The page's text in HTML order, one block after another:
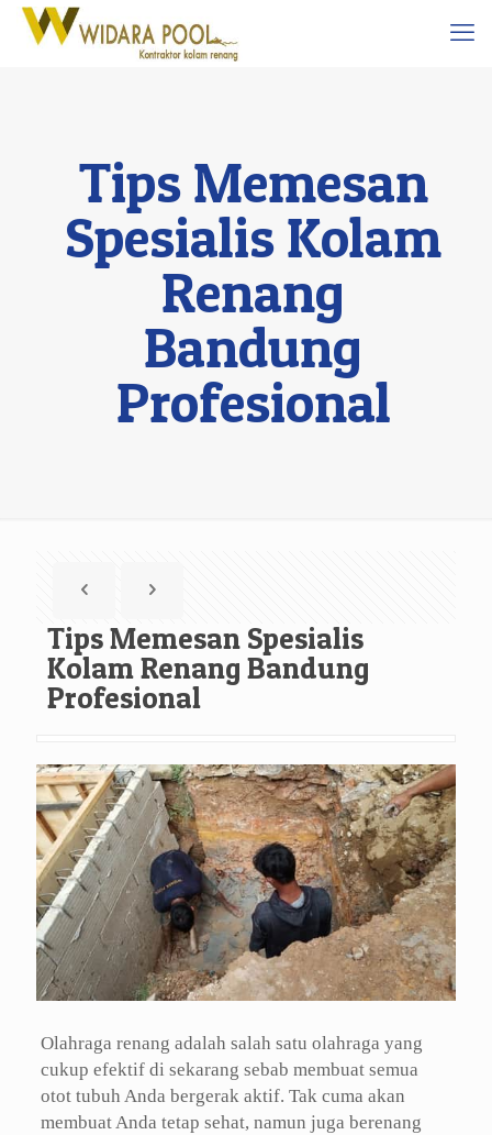
Tips Memesan
Spesialis Kolam
Renang
Bandung
Profesional
Tips Memesan Spesialis
Kolam Renang Bandung
Profesional
Olahraga renang adalah salah satu olahraga yang
cukup efektif di sekarang sebab membuat semua
otot tubuh Anda bergerak aktif. Tak cuma akan
membuat Anda tetap sehat, namun juga berenang